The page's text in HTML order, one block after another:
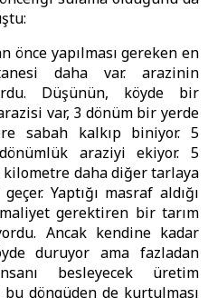
önce yapılması gereken en
daha var. arazinin
Düşünün, köyde bir
var, 3 dönüm bir yerde
sabah kalkıp biniyor. 5
araziyi ekiyor. 5
daha diğer tarlaya
Yaptığı masraf aldığı
gerektiren bir tarım
Ancak kendine kadar
duruyor ama fazladan
besleyecek üretim
döngüden de kurtulması